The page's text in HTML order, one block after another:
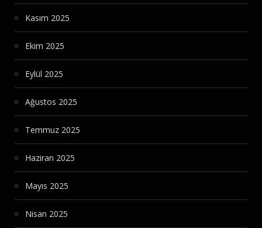
Kasım 2025
Ekim 2025
Eylül 2025
Ağustos 2025
Temmuz 2025
Haziran 2025
Mayıs 2025
Nisan 2025